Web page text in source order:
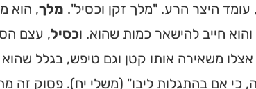
היצר הרע. "מלך זקן וכסיל". מלך, הוא
והוא חייב להישאר כמות שהוא. וכסיל, עצם
משאירה אותו קטן וגם טיפש, בגלל
כי אם בהתגלות ליבו" (משלי יח). פסוק זה